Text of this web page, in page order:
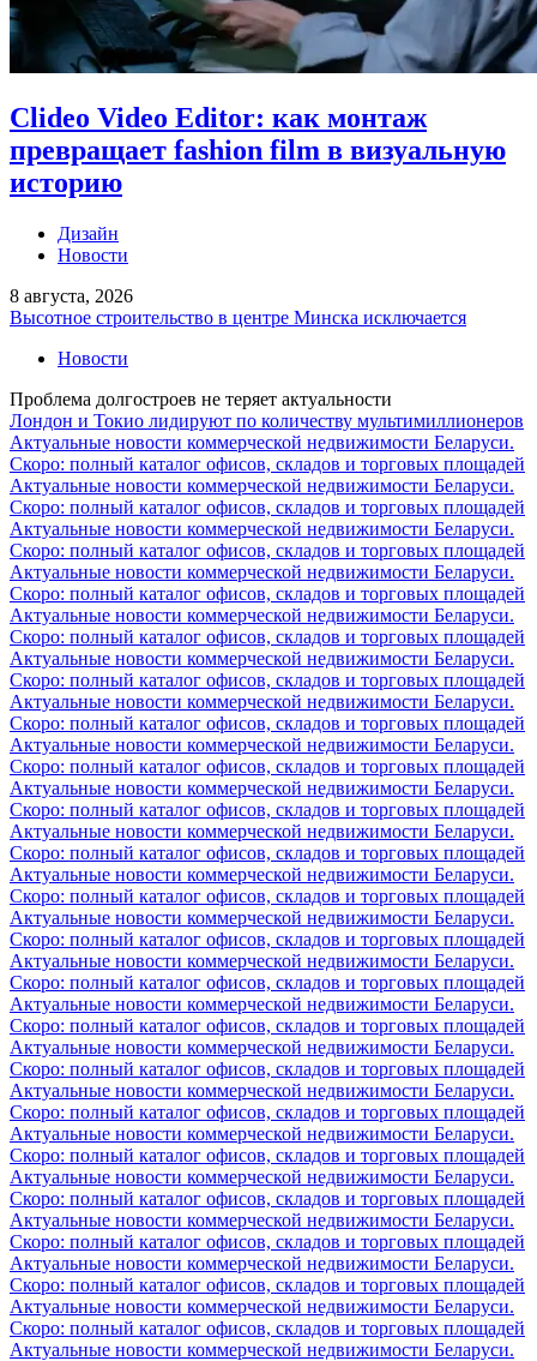
Clideo Video Editor: как монтаж
превращает fashion film в визуальную
историю
Дизайн
Новости
8 августа, 2026
Высотное строительство в центре Минска исключается
Новости
Проблема долгостроев не теряет актуальности
Лондон и Токио лидируют по количеству мультимиллионеров
Актуальные новости коммерческой недвижимости Беларуси.
Скоро: полный каталог офисов, складов и торговых площадей
Актуальные новости коммерческой недвижимости Беларуси.
Скоро: полный каталог офисов, складов и торговых площадей
Актуальные новости коммерческой недвижимости Беларуси.
Скоро: полный каталог офисов, складов и торговых площадей
Актуальные новости коммерческой недвижимости Беларуси.
Скоро: полный каталог офисов, складов и торговых площадей
Актуальные новости коммерческой недвижимости Беларуси.
Скоро: полный каталог офисов, складов и торговых площадей
Актуальные новости коммерческой недвижимости Беларуси.
Скоро: полный каталог офисов, складов и торговых площадей
Актуальные новости коммерческой недвижимости Беларуси.
Скоро: полный каталог офисов, складов и торговых площадей
Актуальные новости коммерческой недвижимости Беларуси.
Скоро: полный каталог офисов, складов и торговых площадей
Актуальные новости коммерческой недвижимости Беларуси.
Скоро: полный каталог офисов, складов и торговых площадей
Актуальные новости коммерческой недвижимости Беларуси.
Скоро: полный каталог офисов, складов и торговых площадей
Актуальные новости коммерческой недвижимости Беларуси.
Скоро: полный каталог офисов, складов и торговых площадей
Актуальные новости коммерческой недвижимости Беларуси.
Скоро: полный каталог офисов, складов и торговых площадей
Актуальные новости коммерческой недвижимости Беларуси.
Скоро: полный каталог офисов, складов и торговых площадей
Актуальные новости коммерческой недвижимости Беларуси.
Скоро: полный каталог офисов, складов и торговых площадей
Актуальные новости коммерческой недвижимости Беларуси.
Скоро: полный каталог офисов, складов и торговых площадей
Актуальные новости коммерческой недвижимости Беларуси.
Скоро: полный каталог офисов, складов и торговых площадей
Актуальные новости коммерческой недвижимости Беларуси.
Скоро: полный каталог офисов, складов и торговых площадей
Актуальные новости коммерческой недвижимости Беларуси.
Скоро: полный каталог офисов, складов и торговых площадей
Актуальные новости коммерческой недвижимости Беларуси.
Скоро: полный каталог офисов, складов и торговых площадей
Актуальные новости коммерческой недвижимости Беларуси.
Скоро: полный каталог офисов, складов и торговых площадей
Актуальные новости коммерческой недвижимости Беларуси.
Скоро: полный каталог офисов, складов и торговых площадей
Актуальные новости коммерческой недвижимости Беларуси.